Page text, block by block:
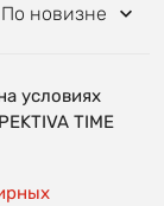
По новизне
условиях
TIME